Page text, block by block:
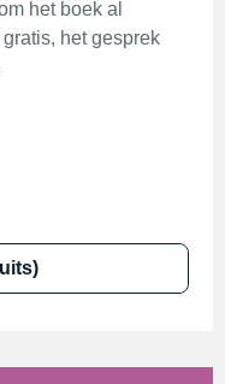
het boek al
het gesprek